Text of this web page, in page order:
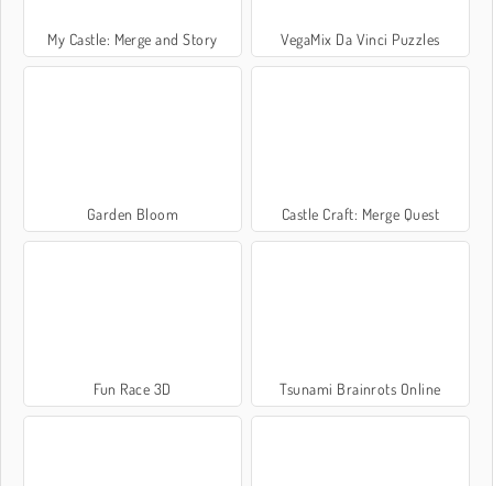
My Castle: Merge and Story VegaMix Da Vinci Puzzles
Garden Bloom Castle Craft: Merge Quest
Fun Race 3D Tsunami Brainrots Online